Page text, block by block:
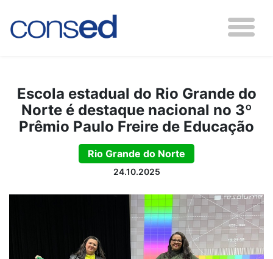
Escola estadual do Rio Grande do
Norte é destaque nacional no 3º
Prêmio Paulo Freire de Educação
Rio Grande do Norte
24.10.2025